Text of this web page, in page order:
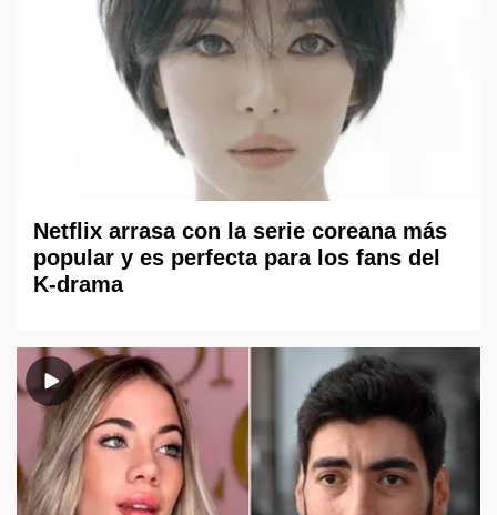
Netflix arrasa con la serie coreana más
popular y es perfecta para los fans del
K-drama